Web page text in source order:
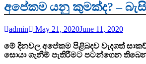
අපේකම යනු කුමක්ද? –
admin May 21, 2020June 11, 2020
මේ දිනවල අපේකම පිළිබදව වැදගත්
සොයා ගැනීම් පැතිරීමට පටන්ගෙන